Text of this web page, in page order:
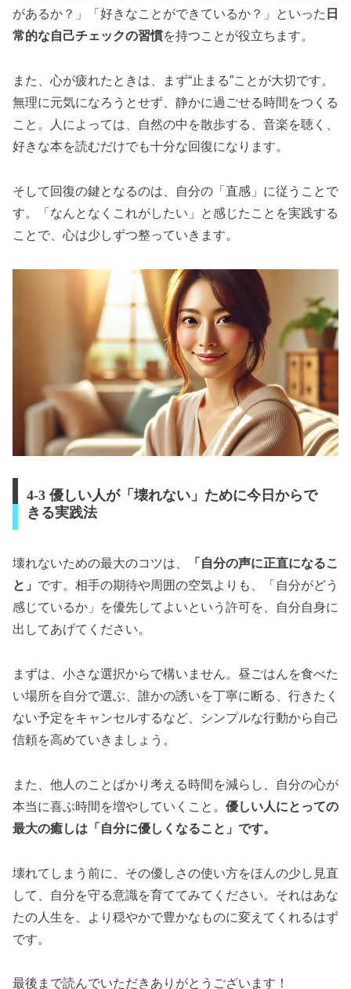
があるか？」「好きなことができているか？」といった 日
常的な自己チェックの習慣を持つことが役立ちます。
また、心が疲れたときは、まず“止まる”ことが大切です。
無理に元気になろうとせず、静かに過ごせる時間をつくる
こと。人によっては、自然の中を散歩する、音楽を聴く、
好きな本を読むだけでも十分な回復になります。
そして回復の鍵となるのは、自分の「直感」に従うことで
す。「なんとなくこれがしたい」と感じたことを実践する
ことで、心は少しずつ整っていきます。
4-3 優しい人が「壊れない」ために今日からで
きる実践法
壊れないための最大のコツは、
「自分の声に正直になるこ
と」 です。相手の期待や周囲の空気よりも、「自分がどう
感じているか」を優先してよいという許可を、自分自身に
出してあげてください。
まずは、小さな選択からで構いません。昼ごはんを食べた
い場所を自分で選ぶ、誰かの誘いを丁寧に断る、行きたく
ない予定をキャンセルするなど、シンプルな行動から自己
信頼を高めていきましょう。
また、他人のことばかり考える時間を減らし、自分の心が
本当に喜ぶ時間を増やしていくこと。 優しい人にとっての
最大の癒しは「自分に優しくなること」です。
壊れてしまう前に、その優しさの使い方をほんの少し見直
して、自分を守る意識を育ててみてください。それはあな
たの人生を、より穏やかで豊かなものに変えてくれるはず
です。
最後まで読んでいただきありがとうございます！